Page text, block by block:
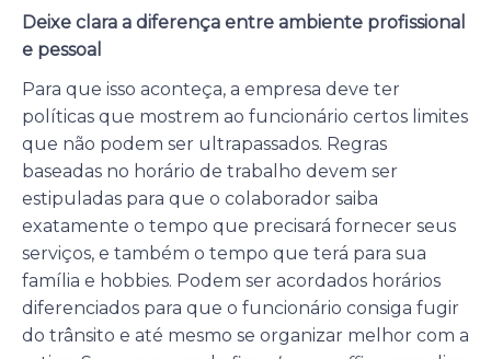
Deixe clara a diferença entre ambiente profissional
e pessoal
Para que isso aconteça, a empresa deve ter
políticas que mostrem ao funcionário certos limites
que não podem ser ultrapassados. Regras
baseadas no horário de trabalho devem ser
estipuladas para que o colaborador saiba
exatamente o tempo que precisará fornecer seus
serviços, e também o tempo que terá para sua
família e hobbies. Podem ser acordados horários
diferenciados para que o funcionário consiga fugir
do trânsito e até mesmo se organizar melhor com a